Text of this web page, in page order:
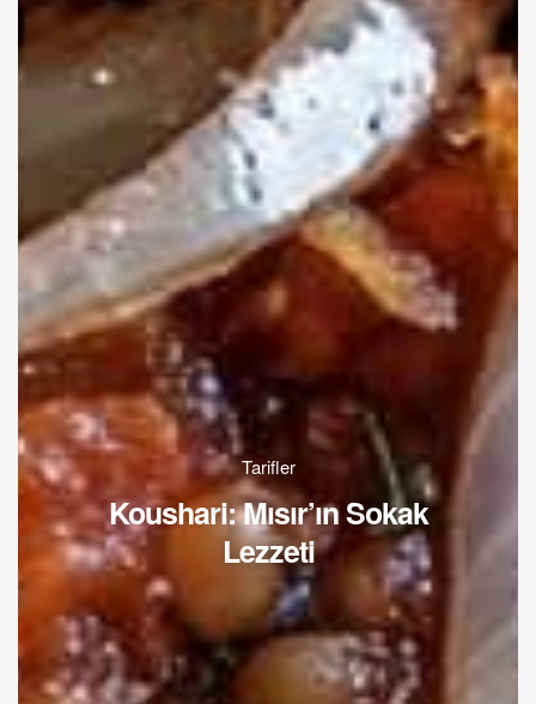
Tarifler
Koushari: Mısır’ın Sokak
Lezzeti